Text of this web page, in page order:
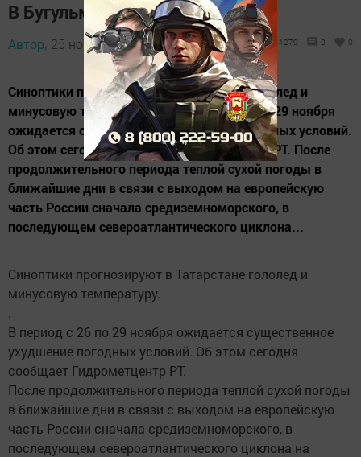
В Бугульме ухудшится погода
Автор, 25 ноября 2013 - 12:55 1279 0 0
Синоптики прогнозируют в Татарстане гололед и
минусовую температуру. . В период с 26 по 29 ноября
ожидается существенное ухудшение погодных условий.
Об этом сегодня сообщает Гидрометцентр РТ. После
продолжительного периода теплой сухой погоды в
ближайшие дни в связи с выходом на европейскую
часть России сначала средиземноморского, в
последующем североатлантического циклона...
Синоптики прогнозируют в Татарстане гололед и
минусовую температуру.
.
В период с 26 по 29 ноября ожидается существенное
ухудшение погодных условий. Об этом сегодня
сообщает Гидрометцентр РТ.
После продолжительного периода теплой сухой погоды
в ближайшие дни в связи с выходом на европейскую
часть России сначала средиземноморского, в
последующем североатлантического циклона на